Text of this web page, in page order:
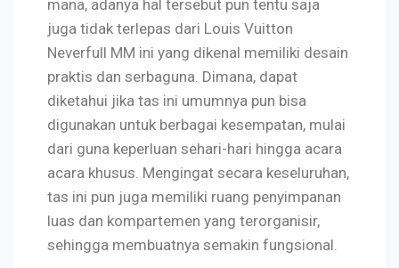
mana, adanya hal tersebut pun tentu saja
juga tidak terlepas dari Louis Vuitton
Neverfull MM ini yang dikenal memiliki desain
praktis dan serbaguna. Dimana, dapat
diketahui jika tas ini umumnya pun bisa
digunakan untuk berbagai kesempatan, mulai
dari guna keperluan sehari-hari hingga acara
acara khusus. Mengingat secara keseluruhan,
tas ini pun juga memiliki ruang penyimpanan
luas dan kompartemen yang terorganisir,
sehingga membuatnya semakin fungsional.